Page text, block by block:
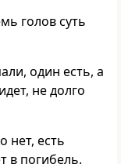
голов суть
один есть, а
не долго
нет, есть
в погибель.